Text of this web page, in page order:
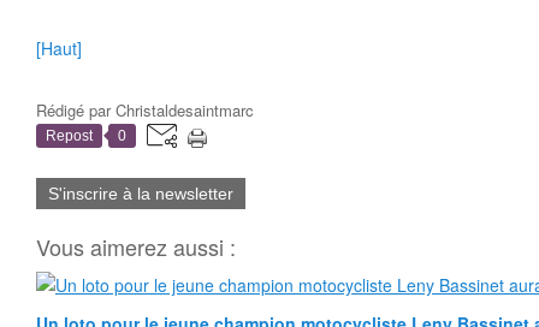
[Haut]
Rédigé parChristaldesaintmarc
Repost 0
S'inscrire à la newsletter
Vous aimerez aussi :